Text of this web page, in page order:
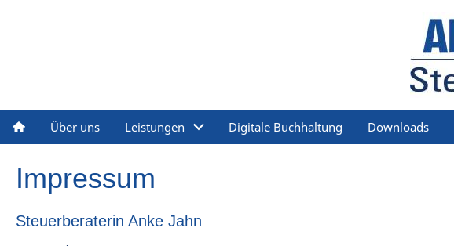
Über uns Leistungen Digitale Buchhaltung Downloads
Impressum
Steuerberaterin Anke Jahn